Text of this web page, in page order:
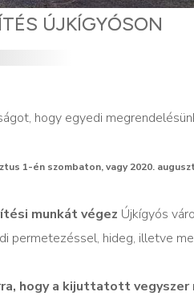
ÚJKÍGYÓSON
hogy egyedi
1-én szombaton, vagy 2020.
munkát végez Újkígyós
permetezéssel, hideg, illetve
hogy a kijuttatott vegyszer